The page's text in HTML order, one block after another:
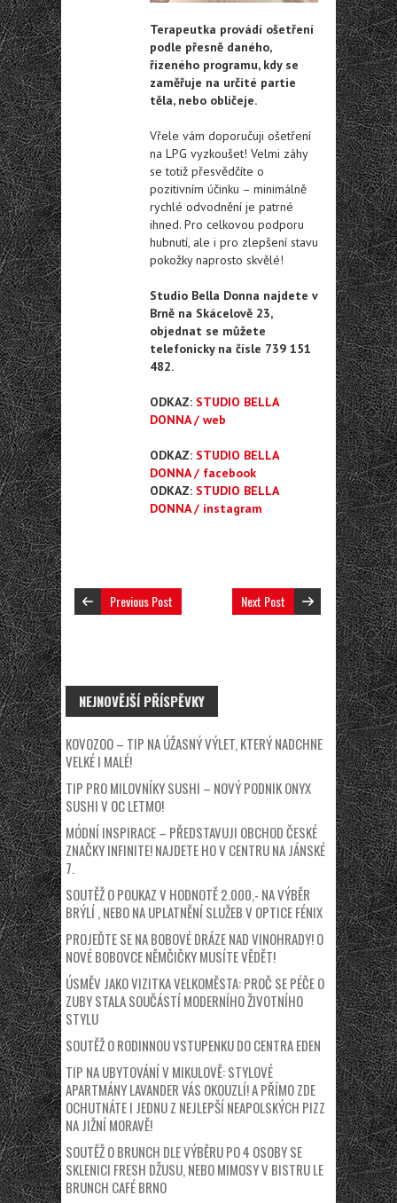
Terapeutka provádí ošetření
podle přesně daného,
řízeného programu, kdy se
zaměřuje na určité partie
těla, nebo obličeje.
Vřele vám doporučuji ošetření
na LPG vyzkoušet! Velmi záhy
se totiž přesvědčíte o
pozitivním účinku – minimálně
rychlé odvodnění je patrné
ihned. Pro celkovou podporu
hubnutí, ale i pro zlepšení stavu
pokožky naprosto skvělé!
Studio Bella Donna najdete v
Brně na Skácelově 23,
objednat se můžete
telefonicky na čísle 739 151
482.
ODKAZ: STUDIO BELLA
DONNA / web
ODKAZ: STUDIO BELLA
DONNA / facebook
ODKAZ: STUDIO BELLA
DONNA / instagram
Previous Post Next Post
NEJNOVĚJŠÍ PŘÍSPĚVKY
KOVOZOO – TIP NA ÚŽASNÝ VÝLET, KTERÝ NADCHNE
VELKÉ I MALÉ!
TIP PRO MILOVNÍKY SUSHI – NOVÝ PODNIK ONYX
SUSHI V OC LETMO!
MÓDNÍ INSPIRACE – PŘEDSTAVUJI OBCHOD ČESKÉ
ZNAČKY INFINITE! NAJDETE HO V CENTRU NA JÁNSKÉ
7.
SOUTĚŽ O POUKAZ V HODNOTĚ 2.000,- NA VÝBĚR
BRÝLÍ , NEBO NA UPLATNĚNÍ SLUŽEB V OPTICE FÉNIX
PROJEĎTE SE NA BOBOVÉ DRÁZE NAD VINOHRADY! O
NOVÉ BOBOVCE NĚMČIČKY MUSÍTE VĚDĚT!
ÚSMĚV JAKO VIZITKA VELKOMĚSTA: PROČ SE PÉČE O
ZUBY STALA SOUČÁSTÍ MODERNÍHO ŽIVOTNÍHO
STYLU
SOUTĚŽ O RODINNOU VSTUPENKU DO CENTRA EDEN
TIP NA UBYTOVÁNÍ V MIKULOVĚ: STYLOVÉ
APARTMÁNY LAVANDER VÁS OKOUZLÍ! A PŘÍMO ZDE
OCHUTNÁTE I JEDNU Z NEJLEPŠÍ NEAPOLSKÝCH PIZZ
NA JIŽNÍ MORAVĚ!
SOUTĚŽ O BRUNCH DLE VÝBĚRU PO 4 OSOBY SE
SKLENICI FRESH DŽUSU, NEBO MIMOSY V BISTRU LE
BRUNCH CAFÉ BRNO